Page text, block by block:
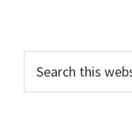
Primary
Sidebar
this
website